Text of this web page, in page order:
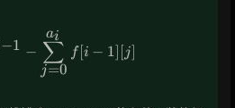
\text{ans} \mathrel{+}=
−1 −
j=0
∑
ai
f[ i − 1 j